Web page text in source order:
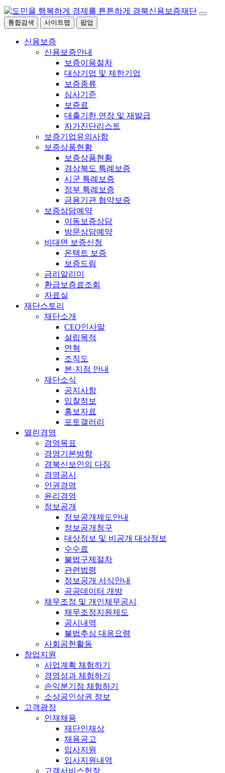
통합검색 사이트맵 팝업
신용보증
신용보증안내
보증이용절차
대상기업 및 제한기업
보증종류
심사기준
보증료
대출기한 연장 및 재발급
자가진단리스트
보증기업유의사항
보증상품현황
보증상품현황
경상북도 특례보증
시군 특례보증
정부 특례보증
금융기관 협약보증
보증상담예약
이동보증상담
방문상담예약
비대면 보증신청
온택트 보증
보증드림
금리알리미
환급보증료조회
자료실
재단스토리
재단소개
CEO인사말
설립목적
연혁
조직도
본·지점 안내
재단소식
공지사항
입찰정보
홍보자료
포토갤러리
열린경영
경영목표
경영기본방향
경북신보인의 다짐
경영공시
인권경영
윤리경영
정보공개
정보공개제도안내
정보공개청구
대상정보 및 비공개 대상정보
수수료
불법구제절차
관련법령
정보공개 서식안내
공공데이터 개방
채무조정 및 개인채무공시
채무조정지원제도
공시내역
불법추심 대응요령
사회공헌활동
창업지원
사업계획 체험하기
경영성과 체험하기
손익분기점 체험하기
소상공인상권 정보
고객광장
인재채용
재단인재상
채용공고
입사지원
입사지원내역
고객서비스헌장